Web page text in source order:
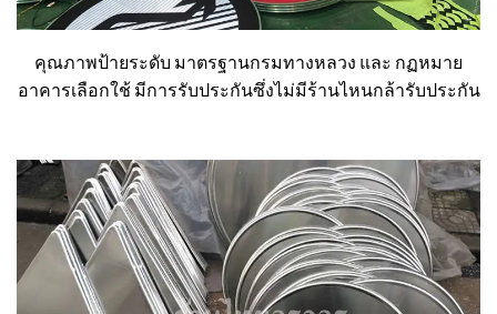
คุณภาพป้ายระดับ มาตรฐานกรมทางหลวง และ กฏหมาย
อาคารเลือกใช้ มีการรับประกันซึ่งไม่มีร้านไหนกล้ารับประกัน